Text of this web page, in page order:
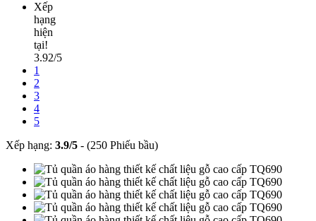
Xếp
hạng
hiện
tại!
3.92/5
1
2
3
4
5
Xếp hạng: 3.9/5 - (250 Phiếu bầu)